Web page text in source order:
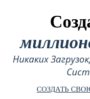
Никаких
СОЗДАТЬ